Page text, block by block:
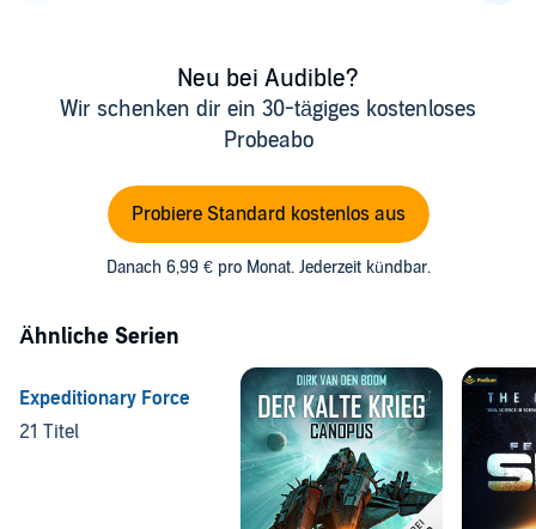
Neu bei Audible?
Wir schenken dir ein 30-tägiges kostenloses
Probeabo
Probiere Standard kostenlos aus
Danach 6,99 € pro Monat. Jederzeit kündbar.
Ähnliche Serien
Expeditionary Force
21 Titel